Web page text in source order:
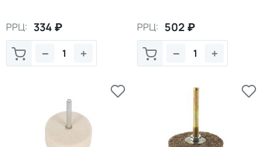
РРЦ: 334 ₽
+
−
РРЦ: 502 ₽
+
−